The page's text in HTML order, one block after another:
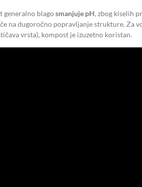
generalno blagosmanjuje pH, zbog kiselih
na dugoročno popravljanje strukture. Za
vrsta), kompost je izuzetno koristan.